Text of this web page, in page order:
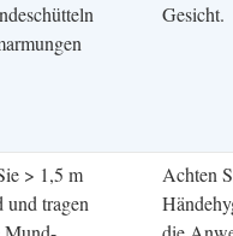
Gesicht.
> 1,5 m
und tragen
Achten